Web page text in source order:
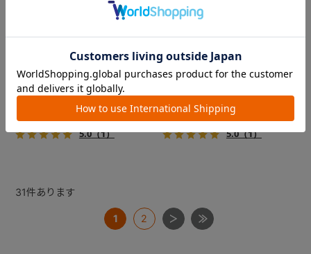
フィカゴー アジャイル 2
『FikaGO（フィカゴー）』か
ら待望の中型犬向け『アジャ
イル２』 登場！耐荷重30kg
で、しかも1秒・自動収納機能
搭載！！
￥69,300
5.0（1）
フィカゴー アジャイル 2
『FikaGO（フィカゴー）』か
イル２』 登場！耐荷重30kg
で、しかも1秒・自動収納機能
搭載！！
￥69,300
5.0（1）
31件あります
1 2